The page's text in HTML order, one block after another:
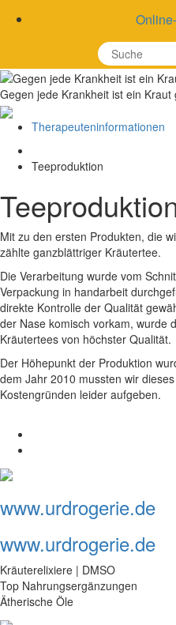
Gegen jede Krankheit ist ein Kraut
Therapeuteninformationen
Teeproduktion
Mit zu den ersten Produkten, die
zählte ganzblättriger Kräutertee.
Die Verarbeitung wurde vom
Verpackung in handarbeit
direkte Kontrolle der Qualität
der Nase komisch vorkam, wurde
Kräutertees von höchster Qualität.
Der Höhepunkt der Produktion
dem Jahr 2010 mussten wir
Kostengründen leider aufgeben.
www.urdrogerie.de
www.urdrogerie.de
Kräuterelixiere | DMSO
Top Nahrungsergänzungen
Ätherische Öle